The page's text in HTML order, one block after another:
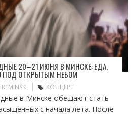
20–21 ИЮНЯ В МИНСКЕ: ЕДА,
ПОД ОТКРЫТЫМ НЕБОМ
КОНЦЕРТ
в Минске обещают стать
с начала лета. После